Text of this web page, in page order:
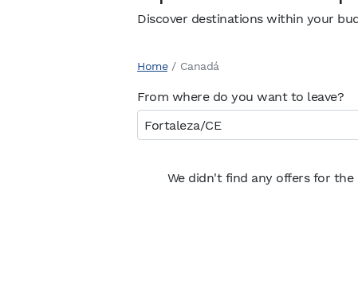
Discover destinations within your
Home / Canadá
From where do you want to leave?
We didn't find any offers for